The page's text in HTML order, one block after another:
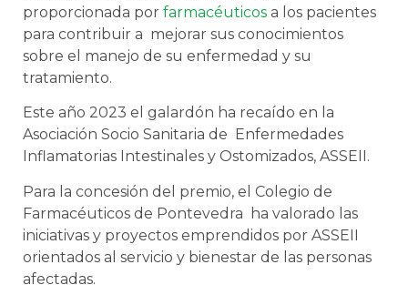
proporcionada por farmacéuticos a los pacientes
para contribuir a mejorar sus conocimientos
sobre el manejo de su enfermedad y su
tratamiento.
Este año 2023 el galardón ha recaído en la
Asociación Socio Sanitaria de Enfermedades
Inflamatorias Intestinales y Ostomizados, ASSEII.
Para la concesión del premio, el Colegio de
Farmacéuticos de Pontevedra ha valorado las
iniciativas y proyectos emprendidos por ASSEII
orientados al servicio y bienestar de las personas
afectadas.